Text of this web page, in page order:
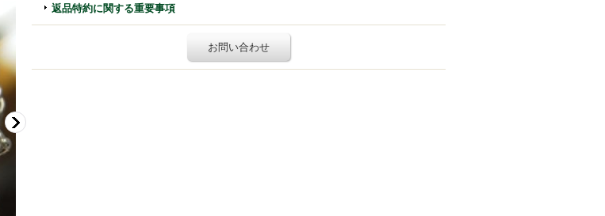
返品特約に関する重要事項
お問い合わせ